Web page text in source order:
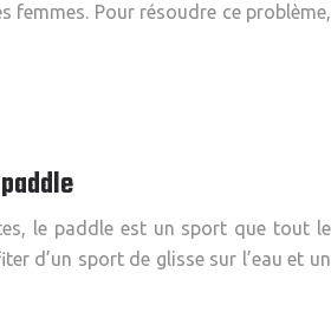
femmes. Pour résoudre ce problème,
le paddle est un sport que tout le
d’un sport de glisse sur l’eau et un